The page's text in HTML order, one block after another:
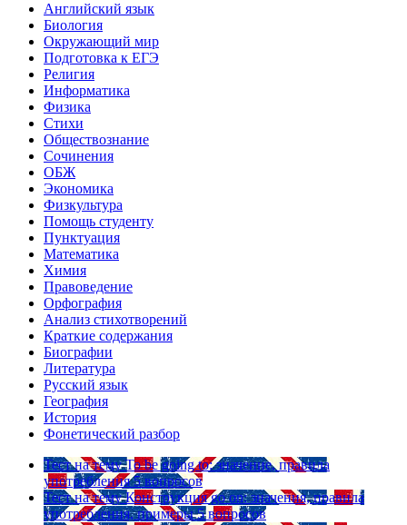
Английский язык
Биология
Окружающий мир
Подготовка к ЕГЭ
Религия
Информатика
Физика
Стихи
Обществознание
Сочинения
ОБЖ
Экономика
Физкультура
Помощь студенту
Пунктуация
Математика
Химия
Правоведение
Орфография
Анализ стихотворений
Краткие содержания
Биографии
Литература
Русский язык
География
История
Фонетический разбор
Тест на тему To be going to: значение, правила
употребления 5 вопросов
Тест на тему Конструкция go on: значения, правила
употребления, примеры 5 вопросов